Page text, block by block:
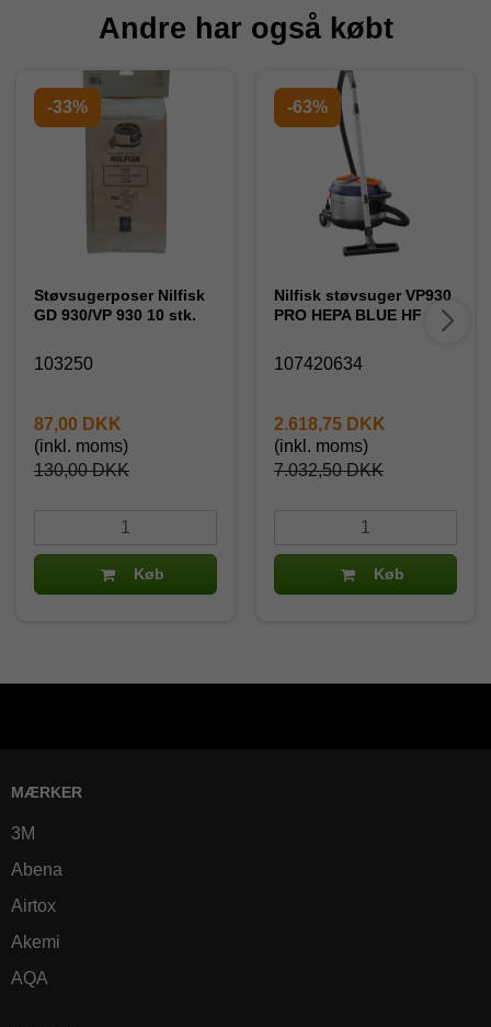
Andre har også købt
-33%
Støvsugerposer Nilfisk
GD 930/VP 930 10 stk.
103250
130,00 DKK
87,00 DKK
(inkl. moms)
Køb
-63%
Nilfisk støvsuger VP930
PRO HEPA BLUE HF
107420634
7.032,50 DKK
2.618,75 DKK
(inkl. moms)
Køb
MÆRKER
3M
Abena
Airtox
Akemi
AQA